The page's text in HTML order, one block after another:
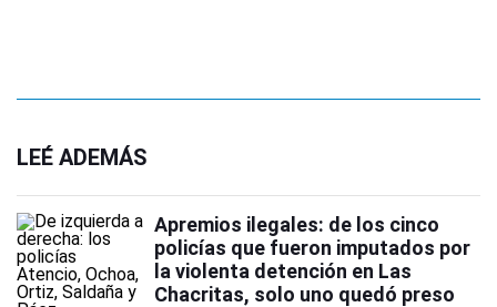
LEÉ ADEMÁS
Apremios ilegales: de los cinco
policías que fueron imputados por
la violenta detención en Las
Chacritas, solo uno quedó preso